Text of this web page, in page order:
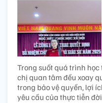
Trong suốt quá trình
chị quan tâm đều xoay
trong bảo vệ quyền, lợi
yêu cầu của thực tiễn